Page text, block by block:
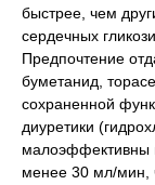
быстрее, чем
сердечных
Предпочтение
буметанид,
сохраненной
диуретики
малоэффективны
менее 30 мл/мин,